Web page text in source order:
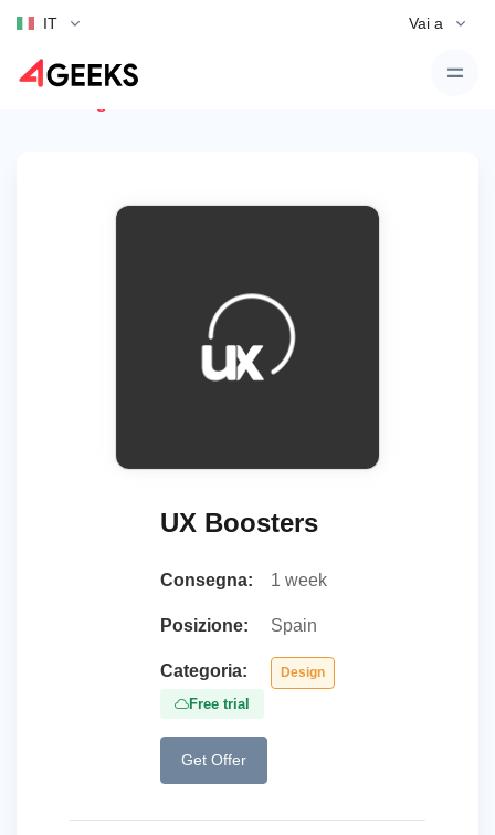
IT Vai a
UX Boosters
Consegna: 1 week
Posizione: Spain
Categoria: Design
Free trial
Get Offer